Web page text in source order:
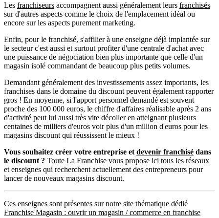
Les franchiseurs accompagnent aussi généralement leurs franchisés
sur d'autres aspects comme le choix de l'emplacement idéal ou
encore sur les aspects purement marketing.
Enfin, pour le franchisé, s'affilier à une enseigne déjà implantée sur
le secteur c'est aussi et surtout profiter d'une centrale d'achat avec
une puissance de négociation bien plus importante que celle d'un
magasin isolé commandant de beaucoup plus petits volumes.
Demandant généralement des investissements assez importants, les
franchises dans le domaine du discount peuvent également rapporter
gros ! En moyenne, si l'apport personnel demandé est souvent
proche des 100 000 euros, le chiffre d'affaires réalisable après 2 ans
d'activité peut lui aussi très vite décoller en atteignant plusieurs
centaines de milliers d'euros voir plus d'un million d'euros pour les
magasins discount qui réussissent le mieux !
Vous souhaitez créer votre entreprise et devenir franchisé dans
le discount ? Toute La Franchise vous propose ici tous les réseaux
et enseignes qui recherchent actuellement des entrepreneurs pour
lancer de nouveaux magasins discount.
Ces enseignes sont présentes sur notre site thématique dédié
Franchise Magasin : ouvrir un magasin / commerce en franchise